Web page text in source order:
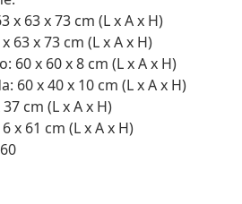
x 63 x 73 cm (L x A x H)
63 x 73 cm (L x A x H)
60 x 60 x 8 cm (L x A x H)
60 x 40 x 10 cm (L x A x H)
cm (L x A x H)
x 61 cm (L x A x H)